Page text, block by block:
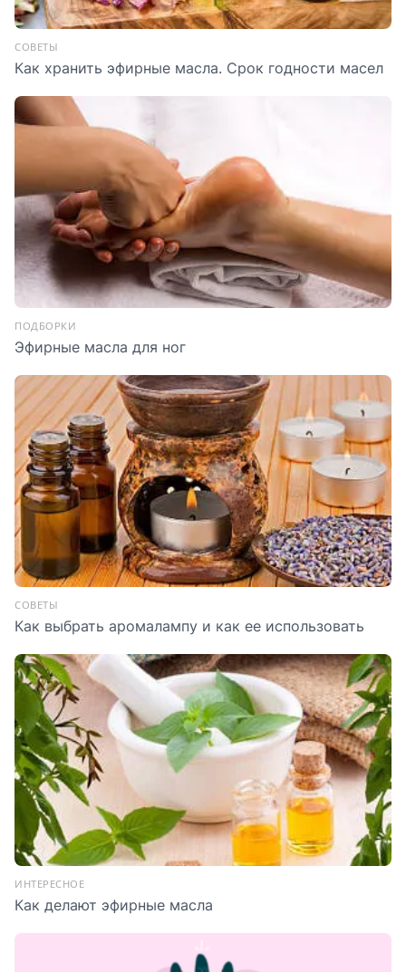
СОВЕТЫ
Как хранить эфирные масла. Срок годности масел
ПОДБОРКИ
Эфирные масла для ног
СОВЕТЫ
Как выбрать аромалампу и как ее использовать
ИНТЕРЕСНОЕ
Как делают эфирные масла